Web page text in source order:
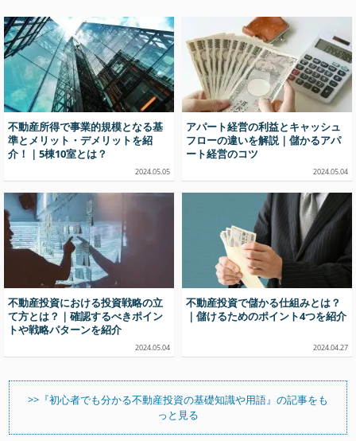
不動産所得で事業的規模となる基
準とメリット・デメリットを紹
介！｜5棟10室とは？
2024.05.05
アパート経営の利益とキャッシュ
フローの違いを解説｜儲かるアパ
ート経営のコツ
2024.05.04
不動産投資における投資戦略の立
て方とは？｜確認するべきポイン
トや戦略パターンを紹介
2024.05.04
不動産投資で儲かる仕組みとは？
｜儲けるためのポイント4つを紹介
2024.04.27
>>『初心者でも分かる不動産投資の基礎知識や用語』の記事をも
っと見る